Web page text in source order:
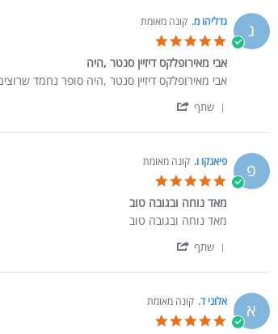
ג גדליהו מ. קונה מאומת
אבי מאירופלקס דיזיין סנטר ,היה
Review by גדליהו מ. on 23 Jan 2026
review stating אבי מאירופלקס דיזיין סנטר ,היה
אבי מאירופלקס דיזיין סנטר ,היה סופר נחמד
שתף
פ פיאנקו ו. קונה מאומת
מאד נוחה ובגובה טוב
Review by פיאנקו ו. on 18 Dec 2025
review stating מאד נוחה ובגובה טוב
מאד נוחה ובגובה טוב
שתף
א אלוני ד. קונה מאומת